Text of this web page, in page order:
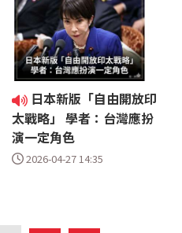
日本新版「自由開放印
太戰略」 學者：台灣應扮
演一定角色
2026-04-27 14:35